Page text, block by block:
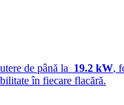
de până la 19.2 kW,
în fiecare flacără.